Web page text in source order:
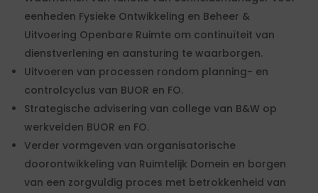
eenheden Fysieke Ontwikkeling en Beheer &
Uitvoering Openbare Ruimte om continuïteit van
dienstverlening en aansturing te waarborgen.
Uitvoeren van processen rondom planning- en
controlcyclus van BUOR en FO.
Strategische advisering van college van B&W op
werkvelden BUOR en FO.
Verder vormgeven van organisatorische
doorontwikkeling van Ruimtelijk Domein en borgen
van een zorgvuldig proces met betrokkenheid van